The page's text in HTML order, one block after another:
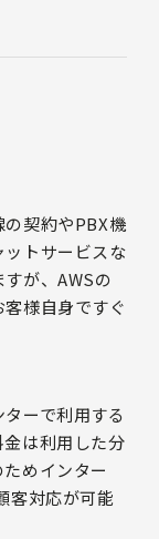
契約やPBX機
トサービスな
が、AWSの
様自身ですぐ
ーで利用する
は利用した分
めインター
客対応が可能